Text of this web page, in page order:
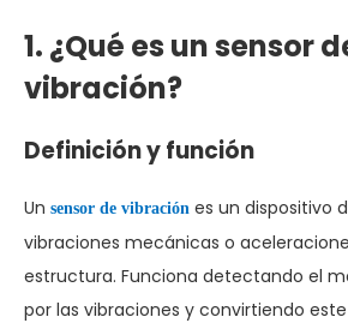
1. ¿Qué es un sensor
vibración?
Definición y función
Un sensor de vibración es un dispositivo
vibraciones mecánicas o
estructura. Funciona detectando el
por las vibraciones y convirtiendo